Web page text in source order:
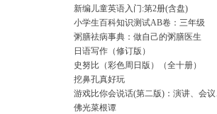
新编儿童英语入门:第2册(含盘)
小学生百科知识测试AB卷：三年级
粥膳祛病事典：做自己的粥膳医生
日语写作（修订版）
史努比（彩色周日版）（全十册）
挖鼻孔真好玩
游戏比你会说话(第二版)：演讲、会
佛光菜根谭